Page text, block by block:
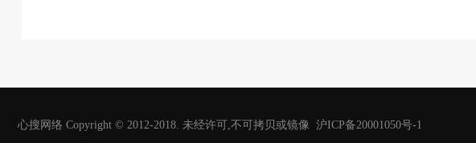
心搜网络 Copyright © 2012-2018. 未经许可,不可拷贝或镜像 沪ICP备20001050号-1